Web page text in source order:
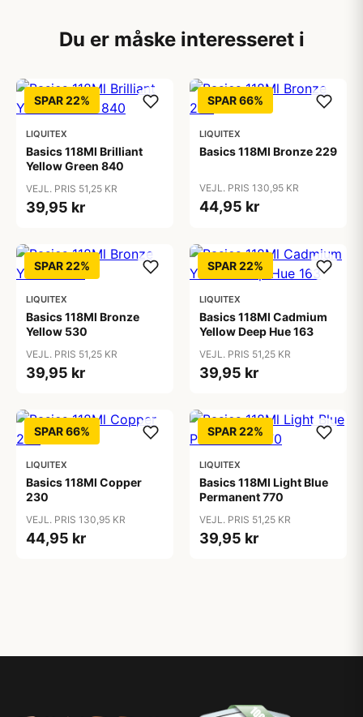
Du er måske interesseret i
SPAR 22%
LIQUITEX
Basics 118Ml Brilliant
Yellow Green 840
VEJL. PRIS 51,25 KR
39,95 kr
SPAR 66%
LIQUITEX
Basics 118Ml Bronze 229
VEJL. PRIS 130,95 KR
44,95 kr
SPAR 22%
LIQUITEX
Basics 118Ml Bronze
Yellow 530
VEJL. PRIS 51,25 KR
39,95 kr
SPAR 22%
LIQUITEX
Basics 118Ml Cadmium
Yellow Deep Hue 163
VEJL. PRIS 51,25 KR
39,95 kr
SPAR 66%
LIQUITEX
Basics 118Ml Copper
230
VEJL. PRIS 130,95 KR
44,95 kr
SPAR 22%
LIQUITEX
Basics 118Ml Light Blue
Permanent 770
VEJL. PRIS 51,25 KR
39,95 kr